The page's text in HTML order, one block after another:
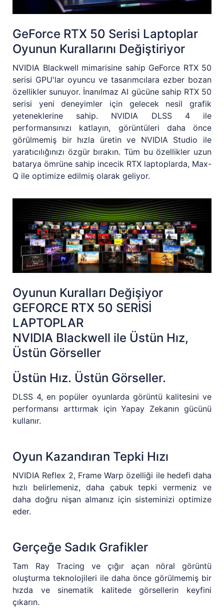
GeForce RTX 50 Serisi Laptoplar
Oyunun Kurallarını Değiştiriyor
NVIDIA Blackwell mimarisine sahip GeForce RTX 50
serisi GPU'lar oyuncu ve tasarımcılara ezber bozan
özellikler sunuyor. İnanılmaz AI gücüne sahip RTX 50
serisi yeni deneyimler için gelecek nesil grafik
yeteneklerine sahip. NVIDIA DLSS 4 ile
performansınızı katlayın, görüntüleri daha önce
görülmemiş bir hızla üretin ve NVIDIA Studio ile
yaratıcılığınızı özgür bırakın. Tüm bu özellikler uzun
batarya ömrüne sahip incecik RTX laptoplarda, Max-
Q ile optimize edilmiş olarak geliyor.
Oyunun Kuralları Değişiyor
GEFORCE RTX 50 SERİSİ
LAPTOPLAR
NVIDIA Blackwell ile Üstün Hız,
Üstün Görseller
Üstün Hız. Üstün Görseller.
DLSS 4, en popüler oyunlarda görüntü kalitesini ve
performansı arttırmak için Yapay Zekanın gücünü
kullanır.
Oyun Kazandıran Tepki Hızı
NVIDIA Reflex 2, Frame Warp özelliği ile hedefi daha
hızlı belirlemeniz, daha çabuk tepki vermeniz ve
daha doğru nişan almanız için sisteminizi optimize
eder.
Gerçeğe Sadık Grafikler
Tam Ray Tracing ve çığır açan nöral görüntü
oluşturma teknolojileri ile daha önce görülmemiş bir
hızda ve sinematik kalitede görsellerin keyfini
çıkarın.